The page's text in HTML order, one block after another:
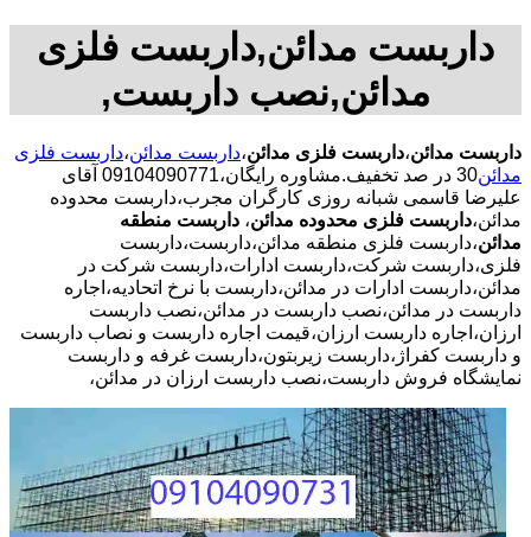
داربست مدائن,داربست فلزی
مدائن,نصب داربست,
داربست مدائن،داربست فلزی مدائن،داربست مدائن،داربست فلزی
مدائن
30 در صد تخفیف.مشاوره رایگان،09104090771 آقای
علیرضا قاسمی شبانه روزی کارگران مجرب،داربست محدوده
مدائن،داربست فلزی محدوده مدائن، داربست منطقه
مدائن،داربست فلزی منطقه مدائن،داربست،داربست
فلزی،داربست شرکت،داربست ادارات،داربست شرکت در
مدائن،داربست ادارات در مدائن،داربست با نرخ اتحادیه،اجاره
داربست در مدائن،نصب داربست در مدائن،نصب داربست
ارزان،اجاره داربست ارزان،قیمت اجاره داربست و نصاب داربست
و داربست کفراژ،داربست زیربتون،داربست غرفه و داربست
نمایشگاه فروش داربست،نصب داربست ارزان در مدائن،